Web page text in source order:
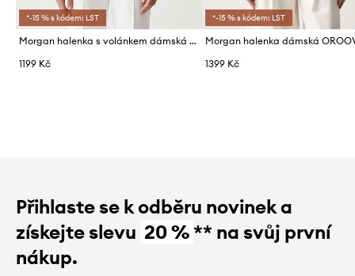
*-15 % s kódem: LST
Morgan halenka s volánkem dámská s viskózou MISMO
1199 Kč
*-15 % s kódem: LST
Morgan halenka dámská
1399 Kč
Přihlaste se k odběru novinek a
získejte slevu 20 %** na svůj první
nákup.